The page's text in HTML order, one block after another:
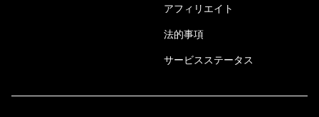
アフィリエイト
法的事項
サービスステータス